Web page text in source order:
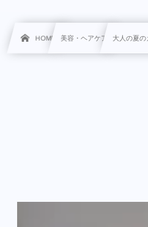
HOME 美容・ヘアケア 大人の夏の